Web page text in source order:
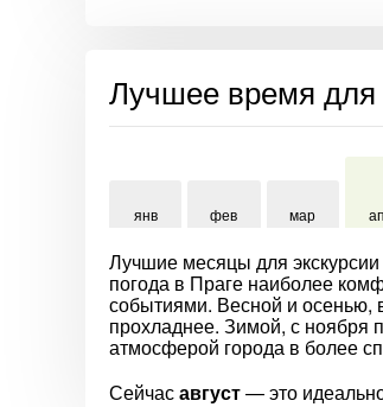
Лучшее время
янв фев мар
Лучшие месяцы для
погода в Праге наиболее
событиями. Весной и осенью,
прохладнее. Зимой, с ноября
атмосферой города в более
Сейчасавгуст— это